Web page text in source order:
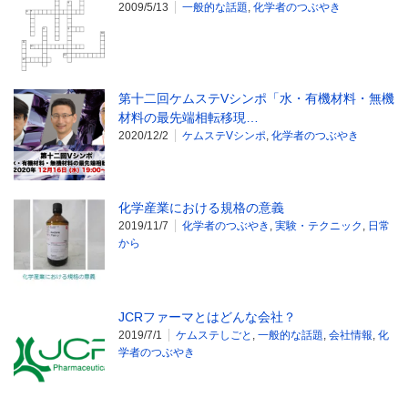
2009/5/13 一般的な話題, 化学者のつぶやき
第十二回ケムステVシンポ「水・有機材料・無機
材料の最先端相転移現…
2020/12/2 ケムステVシンポ, 化学者のつぶやき
化学産業における規格の意義
2019/11/7 化学者のつぶやき , 実験・テクニック , 日常
から
JCRファーマとはどんな会社？
2019/7/1 ケムステしごと , 一般的な話題, 会社情報, 化
学者のつぶやき